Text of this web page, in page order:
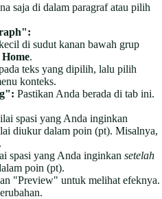
saja di dalam paragraf atau pilih
di sudut kanan bawah grup
Home.
teks yang dipilih, lalu pilih
konteks.
Pastikan Anda berada di tab ini.
spasi yang Anda inginkan
diukur dalam poin (pt). Misalnya,
.
spasi yang Anda inginkan setelah
poin (pt).
"Preview" untuk melihat efeknya.